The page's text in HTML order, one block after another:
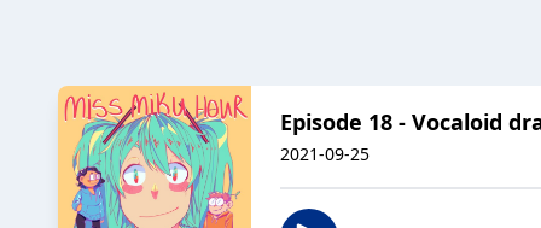
Episode 18 - Vocaloid
2021-09-25